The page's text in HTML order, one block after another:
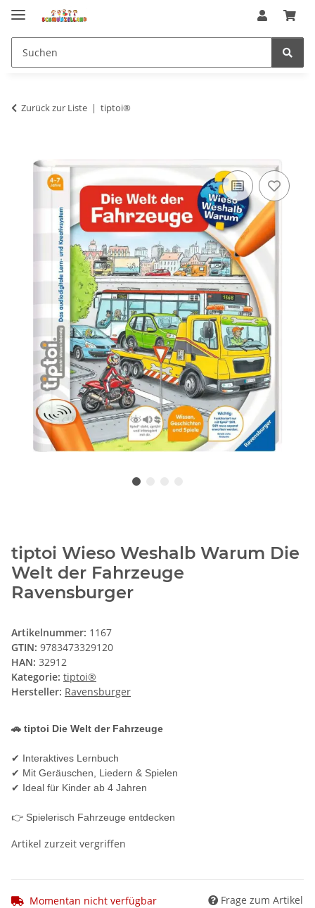
Zurück zur Liste tiptoi®
tiptoi Wieso Weshalb Warum Die
Welt der Fahrzeuge
Ravensburger
Artikelnummer: 1167
GTIN: 9783473329120
HAN: 32912
Kategorie: tiptoi®
Hersteller: Ravensburger
🚗 tiptoi Die Welt der Fahrzeuge
✔ Interaktives Lernbuch
✔ Mit Geräuschen, Liedern & Spielen
✔ Ideal für Kinder ab 4 Jahren
👉 Spielerisch Fahrzeuge entdecken
Artikel zurzeit vergriffen
Momentan nicht verfügbar Frage zum Artikel